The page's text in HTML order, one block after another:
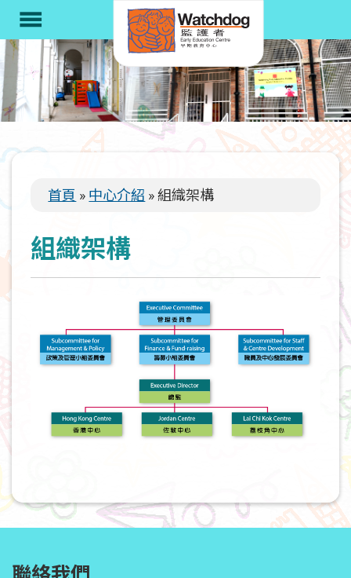
主
內
容
menu
導
連
結
首頁 中心介紹 組織架構
組織架構